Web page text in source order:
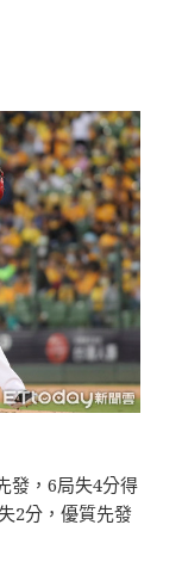
發，6局失4分得
2分，優質先發